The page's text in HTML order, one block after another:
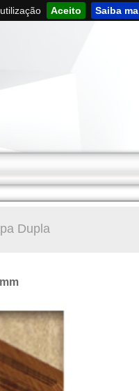
Aceito Saiba
Dupla